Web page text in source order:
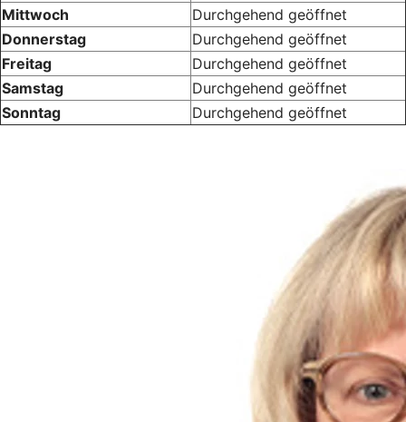
Mittwoch
Durchgehend geöffnet
Donnerstag
Durchgehend geöffnet
Freitag
Durchgehend geöffnet
Samstag
Durchgehend geöffnet
Sonntag
Durchgehend geöffnet